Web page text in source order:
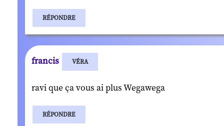
RÉPONDRE
francis VÉRA
ravi que ça vous ai plus Wegawega
RÉPONDRE